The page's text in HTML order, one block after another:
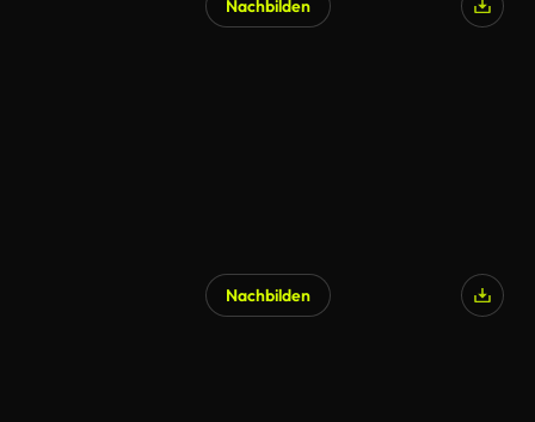
Nachbilden
Nachbilden